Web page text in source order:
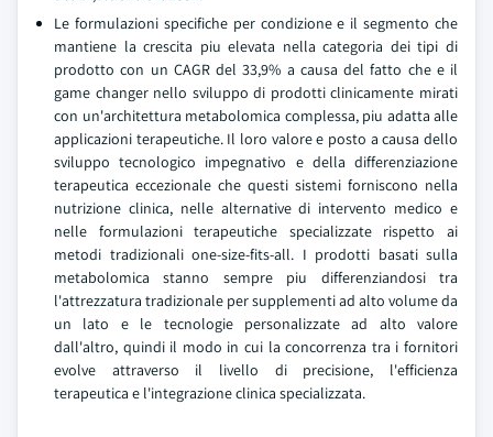
Le formulazioni specifiche per condizione e il segmento che
mantiene la crescita piu elevata nella categoria dei tipi di
prodotto con un CAGR del 33,9% a causa del fatto che e il
game changer nello sviluppo di prodotti clinicamente mirati
con un'architettura metabolomica complessa, piu adatta alle
applicazioni terapeutiche. Il loro valore e posto a causa dello
sviluppo tecnologico impegnativo e della differenziazione
terapeutica eccezionale che questi sistemi forniscono nella
nutrizione clinica, nelle alternative di intervento medico e
nelle formulazioni terapeutiche specializzate rispetto ai
metodi tradizionali one-size-fits-all. I prodotti basati sulla
metabolomica stanno sempre piu differenziandosi tra
l'attrezzatura tradizionale per supplementi ad alto volume da
un lato e le tecnologie personalizzate ad alto valore
dall'altro, quindi il modo in cui la concorrenza tra i fornitori
evolve attraverso il livello di precisione, l'efficienza
terapeutica e l'integrazione clinica specializzata.